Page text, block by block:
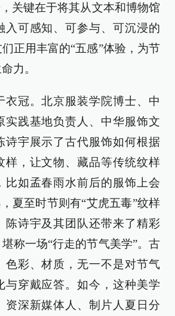
关键在于将其从文本和博物馆
入可感知、可参与、可沉浸的
正用丰富的“五感”体验，为节
力。
衣冠。北京服装学院博士、中
实践基地负责人、中华服饰文
诗宇展示了古代服饰如何根据
样，让文物、藏品等传统纹样
比如孟春雨水前后的服饰上会
夏至时节则有“艾虎五毒”纹样
陈诗宇及其团队还带来了精彩
称一场“行走的节气美学”。古
色彩、材质，无一不是对节气
与穿戴应答。如今，这种美学
资深新媒体人、制片人夏日分